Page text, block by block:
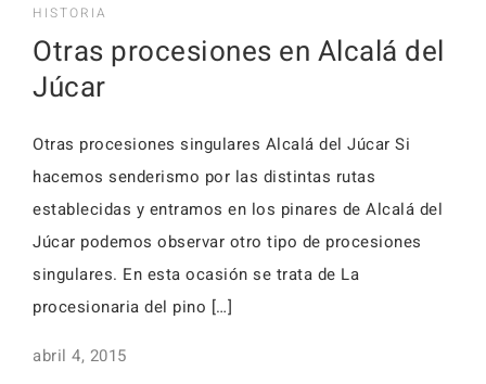
Alojamientos
HISTORIA
Otras procesiones en Alcalá del
Júcar
Otras procesiones singulares Alcalá del Júcar Si
hacemos senderismo por las distintas rutas
establecidas y entramos en los pinares de Alcalá del
Júcar podemos observar otro tipo de procesiones
singulares. En esta ocasión se trata de La
procesionaria del pino […]
abril 4, 2015